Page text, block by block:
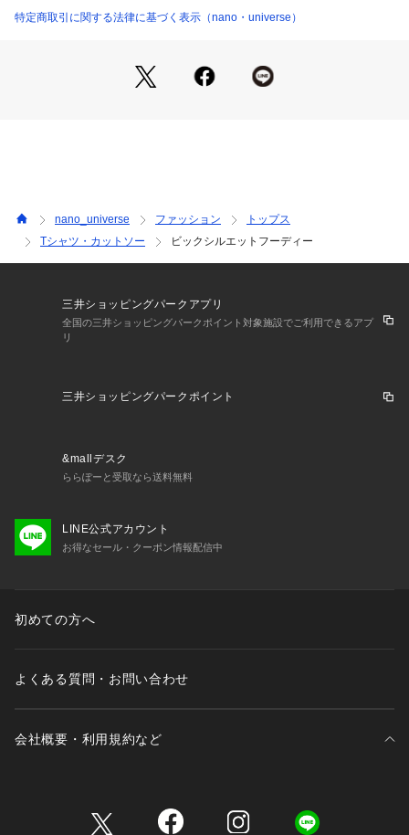
・今っぽさを引き出すビッグシルエットが特徴
・冬から春先までロングシーズン使える一着
・デイリー使いにぴったりのオススメトップス
6724123209　ビックシルエットクルーネックスウェット
■取扱方法
に濃色）と白物・淡色物は分けて洗ってください。ネットを使
用してください。濡れたままの放置や長時間の浸漬はしないで
ください。あて布を使用してください。摩擦により、素材表面
上、お届け予定時期が前後する場合もございますので、予めご
了承下さい。
6724123210 （ショップ）
特定商取引に関する法律に基づく表示（nano・universe）
nano_universe ファッション
トップス
Tシャツ・カットソー
ビックシルエットフーディー
三井ショッピングパークアプリ
全国の三井ショッピングパークポイント対象施設でご利用できるアプ
リ
三井ショッピングパークポイント
&mallデスク
ららぽーと受取なら送料無料
LINE公式アカウント
お得なセール・クーポン情報配信中
初めての方へ
よくある質問・お問い合わせ
会社概要・利用規約など